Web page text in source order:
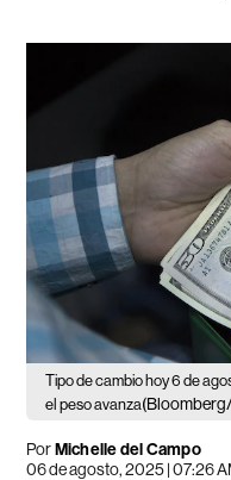
Tipo de cambio hoy 6 de
el peso avanza
PorMichelle del Campo
06 de agosto, 2025 | 07:26